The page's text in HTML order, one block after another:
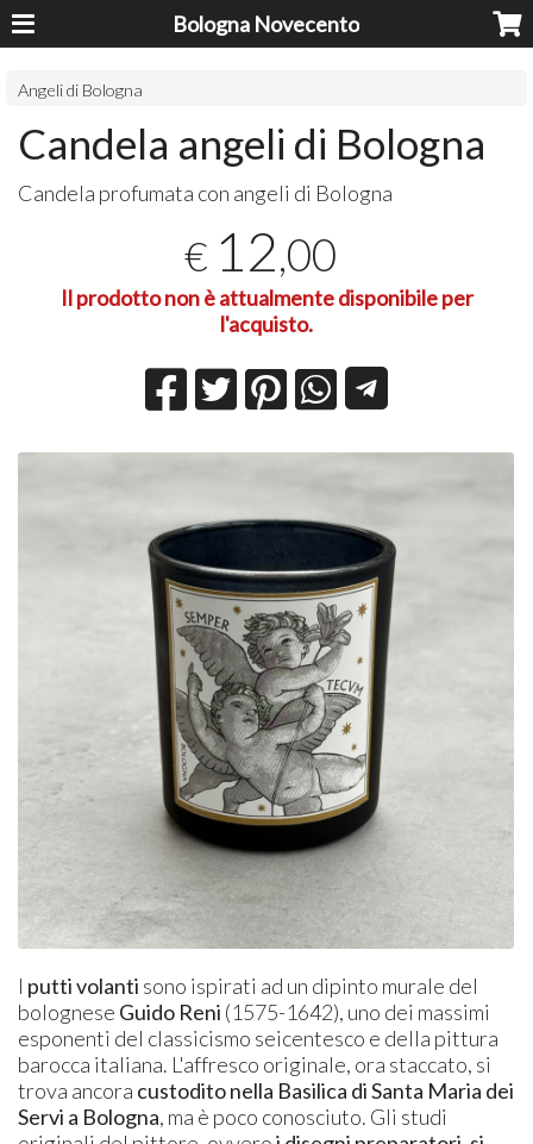
Bologna Novecento
Angeli di Bologna
Candela angeli di Bologna
Candela profumata con angeli di Bologna
€ 12,00
Il prodotto non è attualmente disponibile per
l'acquisto.
I putti volanti sono ispirati ad un dipinto murale del
bolognese Guido Reni (1575-1642), uno dei massimi
esponenti del classicismo seicentesco e della pittura
barocca italiana. L'affresco originale, ora staccato, si
trova ancora custodito nella Basilica di Santa Maria dei
Servi a Bologna, ma è poco conosciuto. Gli studi